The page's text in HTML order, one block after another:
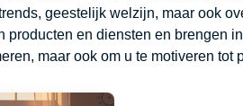
geestelijk welzijn, maar ook
producten en diensten en brengen
maar ook om u te motiveren